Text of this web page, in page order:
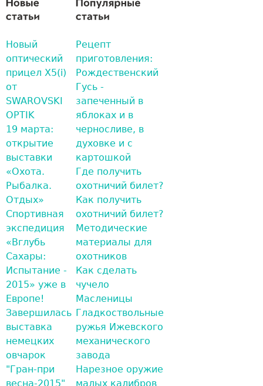
Новый
оптический
прицел X5(i)
от
SWAROVSKI
OPTIK
19 марта:
открытие
выставки
«Охота.
Рыбалка.
Отдых»
Спортивная
экспедиция
«Вглубь
Сахары:
Испытание -
2015» уже в
Европе!
Завершилась
выставка
немецких
овчарок
"Гран-при
весна-2015"
Рецепт
приготовления:
Рождественский
Гусь -
запеченный в
яблоках и в
черносливе, в
духовке и с
картошкой
Где получить
охотничий билет?
Как получить
охотничий билет?
Методические
материалы для
охотников
Как сделать
чучело
Масленицы
Гладкоствольные
ружья Ижевского
механического
завода
Нарезное оружие
малых калибров